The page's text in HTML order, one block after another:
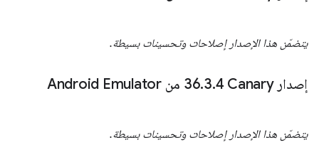
يتضمّن هذا الإصدار إصلاحات وتحسينات بسيطة.
إصدار Canary‏ 36 .3.4 من Android Emulator
يتضمّن هذا الإصدار إصلاحات وتحسينات بسيطة.